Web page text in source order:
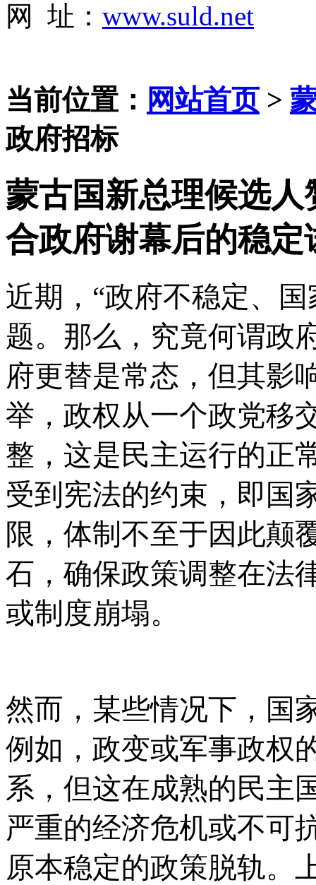
网 址： www.suld.net
当前位置： 网站首页>
政府招标
蒙古国新总理候选
合政府谢幕后的稳定
近期， “政府不稳定、
题。那么，究竟何谓政
府更替是常态，但其影
举，政权从一个政党移
整，这是民主运行的正
受到宪法的约束，即国
限，体制不至于因此颠
石，确保政策调整在法
或制度崩塌。
然而，某些情况下，国
例如，政变或军事政权
系，但这在成熟的民主
严重的经济危机或不可
原本稳定的政策脱轨。